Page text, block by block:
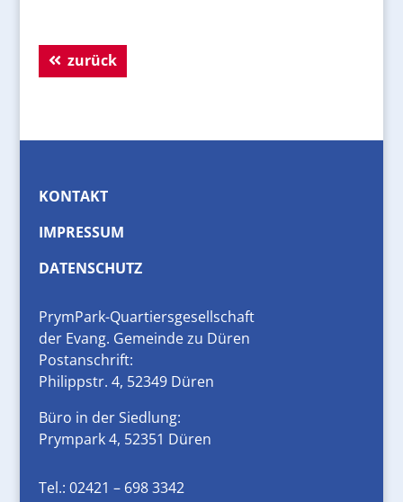
zurück
KONTAKT
IMPRESSUM
DATENSCHUTZ
PrymPark-Quartiersgesellschaft
der Evang. Gemeinde zu Düren
Postanschrift:
Philippstr. 4, 52349 Düren
Büro in der Siedlung:
Prympark 4, 52351 Düren
Tel.: 02421 – 698 3342